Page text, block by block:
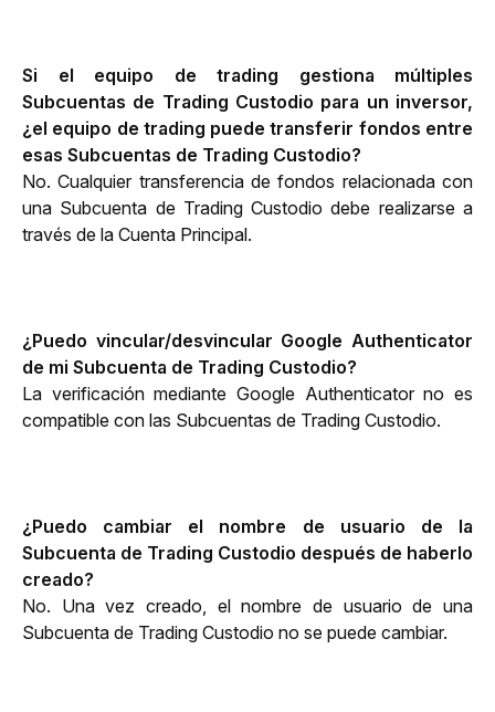
Si el equipo de trading gestiona múltiples
Subcuentas de Trading Custodio para un inversor,
¿el equipo de trading puede transferir fondos entre
esas Subcuentas de Trading Custodio?
No. Cualquier transferencia de fondos relacionada con
una Subcuenta de Trading Custodio debe realizarse a
través de la Cuenta Principal.
¿Puedo vincular/desvincular Google Authenticator
de mi Subcuenta de Trading Custodio?
La verificación mediante Google Authenticator no es
compatible con las Subcuentas de Trading Custodio.
¿Puedo cambiar el nombre de usuario de la
Subcuenta de Trading Custodio después de haberlo
creado?
No. Una vez creado, el nombre de usuario de una
Subcuenta de Trading Custodio no se puede cambiar.